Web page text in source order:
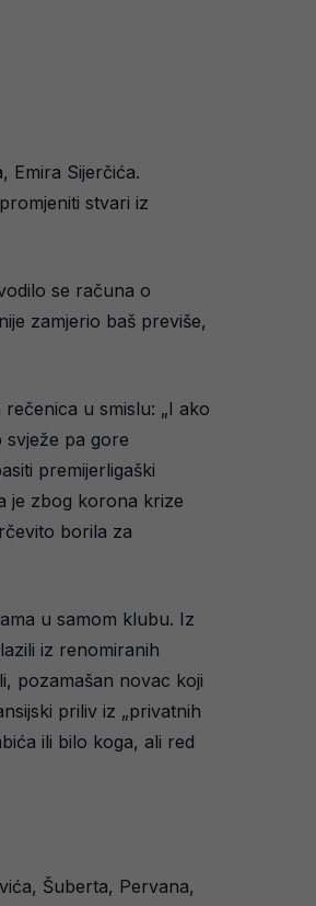
Emira Sijerčića.
stvari iz
se računa o
zamjerio baš previše,
u smislu: „I ako
svježe pa gore
premijerligaški
je zbog korona krize
borila za
u samom klubu. Iz
iz renomiranih
pozamašan novac koji
priliv iz „privatnih
ili bilo koga, ali red
Šuberta, Pervana,